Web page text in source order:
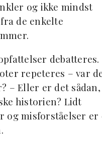
og ikke mindst
de enkelte
debatteres.
repeteres – var
– Eller er det sådan,
historien? Lidt
og misforståelser er